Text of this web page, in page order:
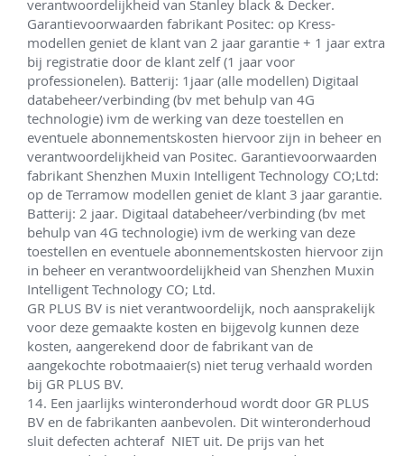
verantwoordelijkheid van Stanley black & Decker.
Garantievoorwaarden fabrikant Positec: op Kress-
modellen geniet de klant van 2 jaar garantie + 1 jaar extra
bij registratie door de klant zelf (1 jaar voor
professionelen). Batterij: 1jaar (alle modellen) Digitaal
databeheer/verbinding (bv met behulp van 4G
technologie) ivm de werking van deze toestellen en
eventuele abonnementskosten hiervoor zijn in beheer en
verantwoordelijkheid van Positec. Garantievoorwaarden
fabrikant Shenzhen Muxin Intelligent Technology CO;Ltd:
op de Terramow modellen geniet de klant 3 jaar garantie.
Batterij: 2 jaar. Digitaal databeheer/verbinding (bv met
behulp van 4G technologie) ivm de werking van deze
toestellen en eventuele abonnementskosten hiervoor zijn
in beheer en verantwoordelijkheid van Shenzhen Muxin
Intelligent Technology CO; Ltd.
GR PLUS BV is niet verantwoordelijk, noch aansprakelijk
voor deze gemaakte kosten en bijgevolg kunnen deze
kosten, aangerekend door de fabrikant van de
aangekochte robotmaaier(s) niet terug verhaald worden
bij GR PLUS BV.
14. Een jaarlijks winteronderhoud wordt door GR PLUS
BV en de fabrikanten aanbevolen. Dit winteronderhoud
sluit defecten achteraf  NIET uit. De prijs van het